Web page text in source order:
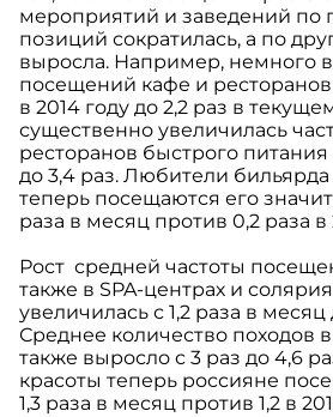
мероприятий и заведений по
позиций сократилась, а по
выросла. Например, немного
посещений кафе и ресторанов
в 2014 году до 2,2 раз в
существенно увеличилась
ресторанов быстрого питания
до 3,4 раз. Любители
теперь посещаются его
раза в месяц против 0,2 раза в
Рост средней частоты
также в SPA-центрах и
увеличилась с 1,2 раза в месяц
Среднее количество походов
также выросло с 3 раз до 4,6
красоты теперь россияне
1,3 раза в месяц против 1,2 в